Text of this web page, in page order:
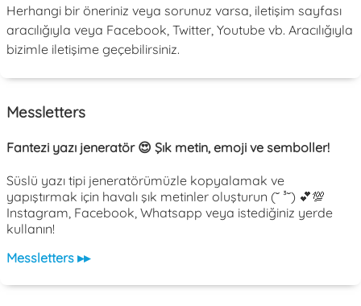
Herhangi bir öneriniz veya sorunuz varsa, iletişim sayfası
aracılığıyla veya Facebook, Twitter, Youtube vb. Aracılığıyla
bizimle iletişime geçebilirsiniz.
Messletters
Fantezi yazı jeneratör 😍 Şık metin, emoji ve semboller!
Süslü yazı tipi jeneratörümüzle kopyalamak ve
yapıştırmak için havalı şık metinler oluşturun (˘ ³˘) 💕💯
Instagram, Facebook, Whatsapp veya istediğiniz yerde
kullanın!
Messletters ▸▸